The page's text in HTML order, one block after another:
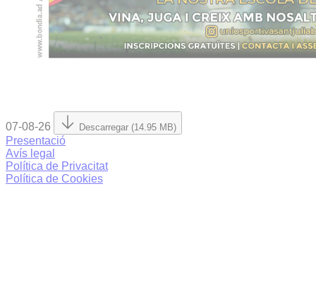
07-08-26 Descarregar (14.95 MB)
Presentació
Avís legal
Política de Privacitat
Política de Cookies